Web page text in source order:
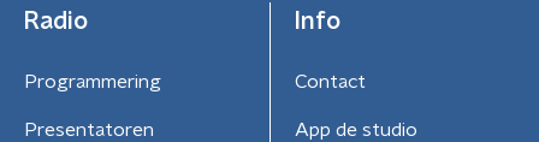
Radio
Programmering
Presentatoren
Info
Contact
App de studio